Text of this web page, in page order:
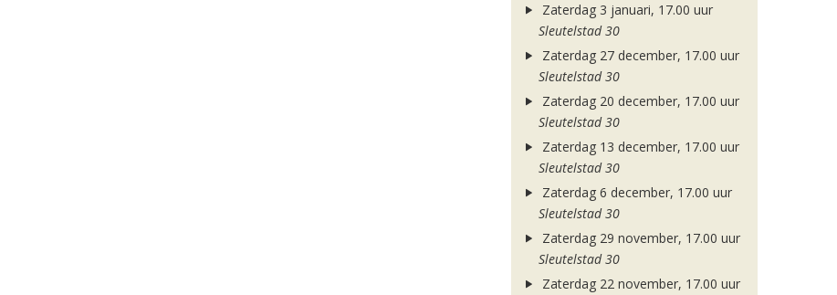
Zaterdag 3 januari, 17.00 uur
Sleutelstad 30
Zaterdag 27 december, 17.00 uur
Sleutelstad 30
Zaterdag 20 december, 17.00 uur
Sleutelstad 30
Zaterdag 13 december, 17.00 uur
Sleutelstad 30
Zaterdag 6 december, 17.00 uur
Sleutelstad 30
Zaterdag 29 november, 17.00 uur
Sleutelstad 30
Zaterdag 22 november, 17.00 uur